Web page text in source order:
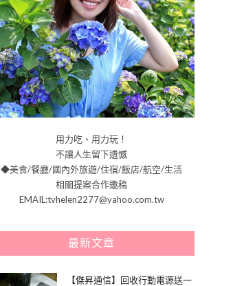
用力吃、用力玩！
不讓人生留下遺憾
◆美食/餐廳/國內外旅遊/住宿/飯店/航空/生活
相關提案合作邀稿
EMAIL:tvhelen2277@yahoo.com.tw
最新文章
【傑昇通信】回收行動電源送一